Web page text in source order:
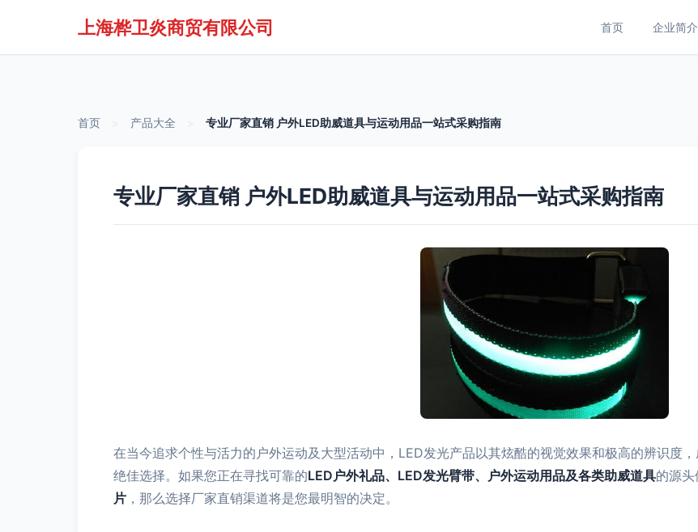
上海桦卫炎商贸有限公司 首页 企业简介
首页 产品大全 专业厂家直销 户外LED助威道具与运动用品一站式采购指南
专业厂家直销 户外LED助威道具与运动用品一站式采购指南
在当今追求个性与活力的户外运动及大型活动中，LED发光产品以其炫酷的视觉效果和极高的辨识度
绝佳选择。如果您正在寻找可靠的LED户外礼品、LED发光臂带、户外运动用品及各类助威道具的源
片 ，那么选择厂家直销渠道将是您最明智的决定。